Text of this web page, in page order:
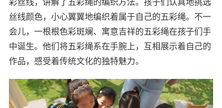
彩丝线，讲解了五彩绳的编织方法。孩子们认真地挑选
丝线颜色，小心翼翼地编织着属于自己的五彩绳。不一
会儿，一根根色彩斑斓、寓意吉祥的五彩绳在孩子们手
中诞生。他们将五彩绳系在手腕上，互相展示着自己的
作品，感受着传统文化的独特魅力。